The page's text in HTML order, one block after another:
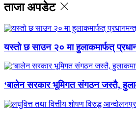
ताजा अपडेट
यस्तो छ साउन २० मा हुलाकमार्फत्
‘बालेन सरकार भूमिगत संगठन जस्तै,